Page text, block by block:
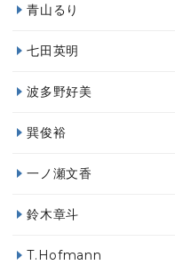
青山るり
七田英明
波多野好美
巽俊裕
一ノ瀬文香
鈴木章斗
T.Hofmann